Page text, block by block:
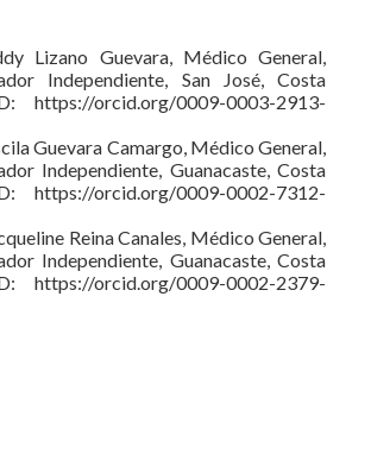
Lizano Guevara, Médico General,
Independiente, San José, Costa
https://orcid.org/0009-0003-2913-
Guevara Camargo, Médico General,
Independiente, Guanacaste, Costa
https://orcid.org/0009-0002-7312-
Reina Canales, Médico General,
Independiente, Guanacaste, Costa
https://orcid.org/0009-0002-2379-